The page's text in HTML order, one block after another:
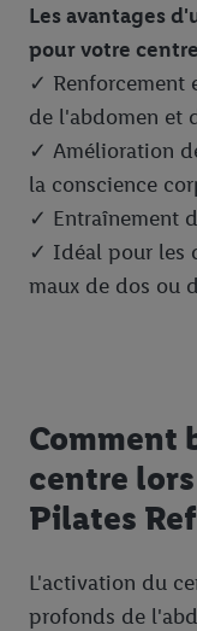
Les avantages
pour votre
✓ Renforcement
de l'abdomen et
✓ Amélioration
la conscience
✓ Entraînement
✓ Idéal pour les
maux de dos ou
Comment
centre
Pilates
L'activation du
profonds de